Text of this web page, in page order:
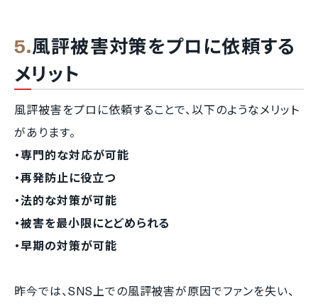
風評被害対策をプロに依頼する
メリット
風評被害をプロに依頼することで、以下のようなメリット
があります。
・専門的な対応が可能
・再発防止に役立つ
・法的な対策が可能
・被害を最小限にとどめられる
・早期の対策が可能
昨今では、SNS上での風評被害が原因でファンを失い、